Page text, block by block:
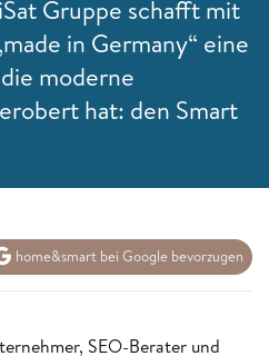
Gruppe schafft mit
in Germany“ eine
moderne
hat: den Smart
home&smart bei Google bevorzugen
SEO-Berater und